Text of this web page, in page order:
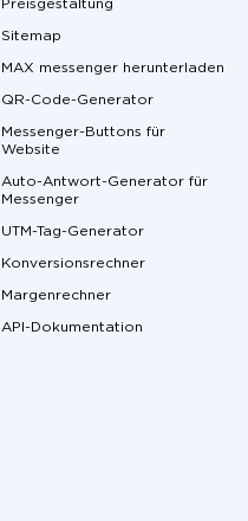
Preisgestaltung
Sitemap
MAX messenger herunterladen
QR-Code-Generator
Messenger-Buttons für
Website
Auto-Antwort-Generator für
Messenger
UTM-Tag-Generator
Konversionsrechner
Margenrechner
API-Dokumentation